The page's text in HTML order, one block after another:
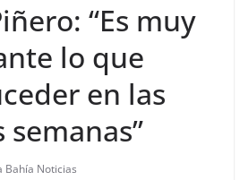
“Es muy
lo que
en las
Bahía Noticias